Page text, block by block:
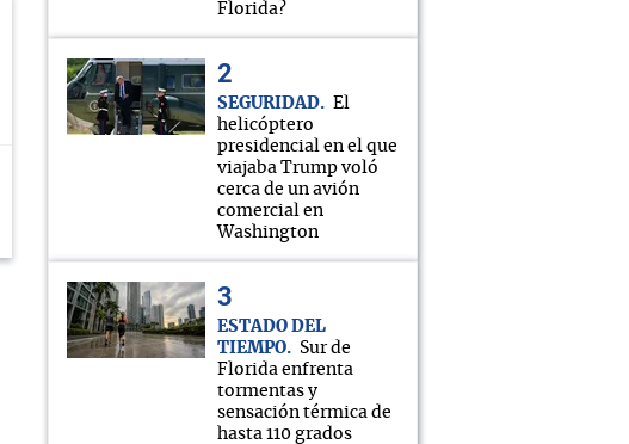
Florida?
SEGURIDAD
El
helicóptero
presidencial en el que
viajaba Trump voló
cerca de un avión
comercial en
Washington
ESTADO DEL
TIEMPO
Sur de
Florida enfrenta
tormentas y
sensación térmica de
hasta 110 grados